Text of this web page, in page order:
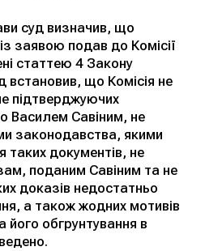
суд визначив, що
заявою подав до Комісії
статтею 4 Закону
що Комісія не
підтверджуючих
Василем Савіним, не
законодавства, якими
таких документів, не
поданим Савіним та не
доказів недостатньо
а також жодних мотивів
його обгрунтування в